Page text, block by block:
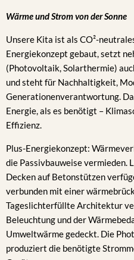
Wärme und Strom von der Sonne
Unsere Kita ist als CO²-
Energiekonzept gebaut, setzt
(Photovoltaik, Solarthermie)
und steht für Nachhaltigkeit,
Generationenverantwortung.
Energie, als es benötigt –
Effizienz.
Plus-Energiekonzept:
die Passivbauweise vermieden.
Decken auf Betonstützen
verbunden mit einer
Tageslichterfüllte Architektur
Beleuchtung und der
Umweltwärme gedeckt. Die
produziert die benötigte